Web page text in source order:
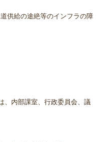
供給の途絶等のインフラの障
、内部課室、行政委員会、議